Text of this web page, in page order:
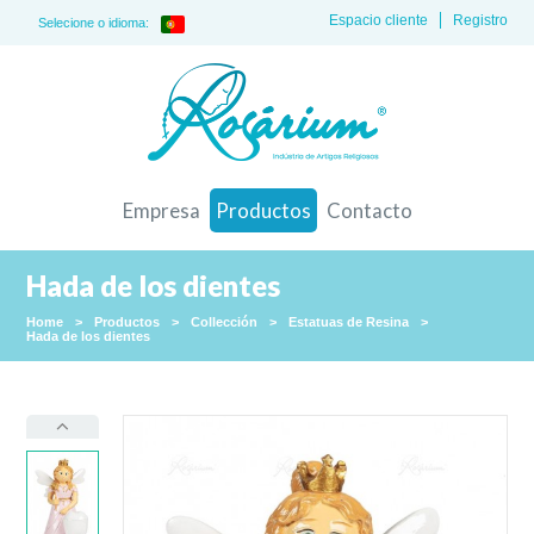
Selecione o idioma: Registro
Espacio cliente
Empresa Productos Contacto
Hada de los dientes
Home > Productos > Collección > Estatuas de Resina
>
Hada de los dientes